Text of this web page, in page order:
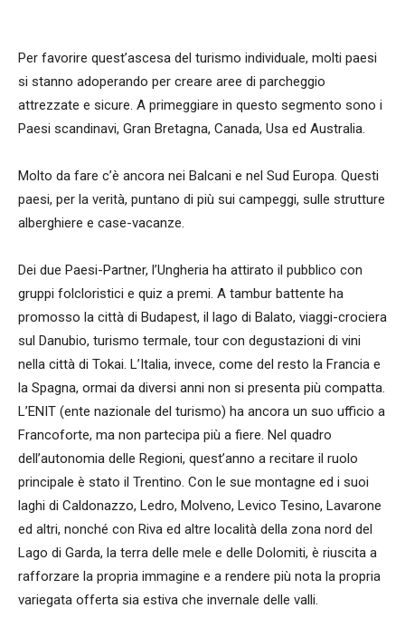
Per favorire quest’ascesa del turismo individuale, molti paesi
si stanno adoperando per creare aree di parcheggio
attrezzate e sicure. A primeggiare in questo segmento sono i
Paesi scandinavi, Gran Bretagna, Canada, Usa ed Australia.
Molto da fare c’è ancora nei Balcani e nel Sud Europa. Questi
paesi, per la verità, puntano di più sui campeggi, sulle strutture
alberghiere e case-vacanze.
Dei due Paesi-Partner, l’Ungheria ha attirato il pubblico con
gruppi folcloristici e quiz a premi. A tambur battente ha
promosso la città di Budapest, il lago di Balato, viaggi-crociera
sul Danubio, turismo termale, tour con degustazioni di vini
nella città di Tokai. L’Italia, invece, come del resto la Francia e
la Spagna, ormai da diversi anni non si presenta più compatta.
L’ENIT (ente nazionale del turismo) ha ancora un suo ufficio a
Francoforte, ma non partecipa più a fiere. Nel quadro
dell’autonomia delle Regioni, quest’anno a recitare il ruolo
principale è stato il Trentino. Con le sue montagne ed i suoi
laghi di Caldonazzo, Ledro, Molveno, Levico Tesino, Lavarone
ed altri, nonché con Riva ed altre località della zona nord del
Lago di Garda, la terra delle mele e delle Dolomiti, è riuscita a
rafforzare la propria immagine e a rendere più nota la propria
variegata offerta sia estiva che invernale delle valli.